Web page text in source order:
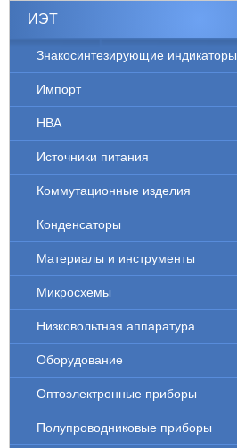
ИЭТ
Знакосинтезирующие индикаторы
Импорт
НВА
Источники питания
Коммутационные изделия
Конденсаторы
Материалы и инструменты
Микросхемы
Низковольтная аппаратура
Оборудование
Оптоэлектронные приборы
Полупроводниковые приборы